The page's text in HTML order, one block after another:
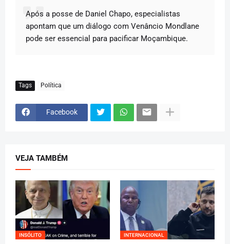
Após a posse de Daniel Chapo, especialistas
apontam que um diálogo com Venâncio Mondlane
pode ser essencial para pacificar Moçambique.
Tags Política
Facebook
VEJA TAMBÉM
INSÓLITO INTERNACIONAL